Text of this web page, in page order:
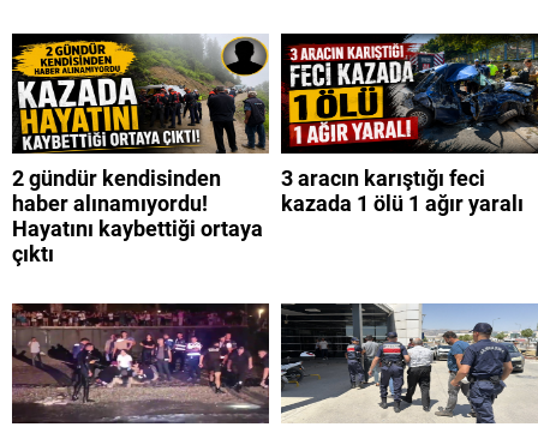
2 gündür kendisinden
haber alınamıyordu!
Hayatını kaybettiği ortaya
çıktı
3 aracın karıştığı feci
kazada 1 ölü 1 ağır yaralı